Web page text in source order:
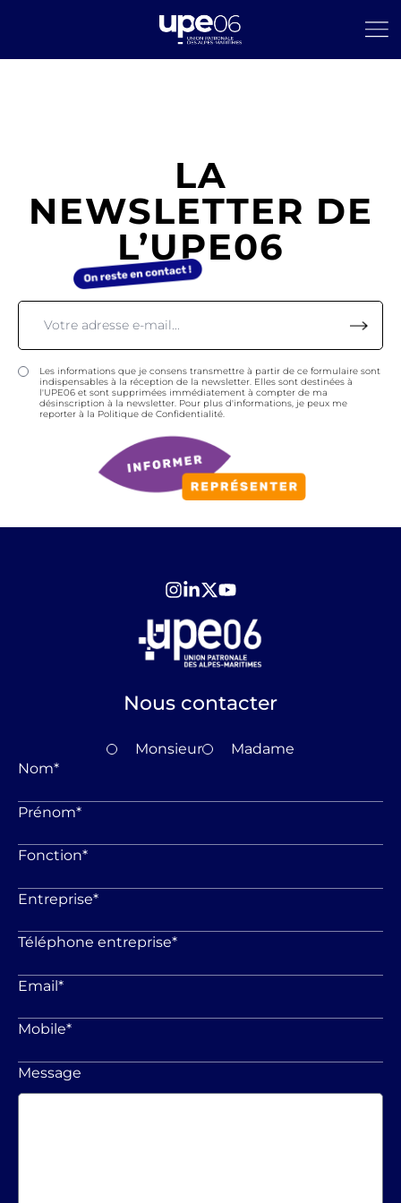
LA
NEWSLETTER DE
L’UPE06
Les informations que je consens transmettre à partir de ce formulaire sont
indispensables à la réception de la newsletter. Elles sont destinées à
l'UPE06 et sont supprimées immédiatement à compter de ma
désinscription à la newsletter. Pour plus d'informations, je peux me
reporter à la Politique de Confidentialité.
Nous contacter
Monsieur
Madame
Nom*
Prénom*
Fonction*
Entreprise*
Téléphone entreprise*
Email*
Mobile*
Message